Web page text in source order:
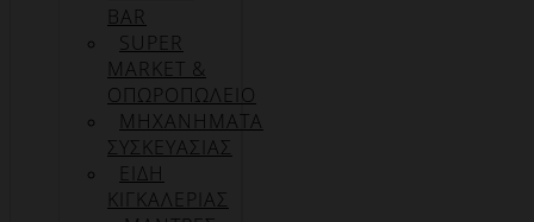
BAR
SUPER
MARKET &
ΟΠΩΡΟΠΩΛΕΙΟ
ΜΗΧΑΝΗΜΑΤΑ
ΣΥΣΚΕΥΑΣΙΑΣ
ΕΙΔΗ
ΚΙΓΚΑΛΕΡΙΑΣ